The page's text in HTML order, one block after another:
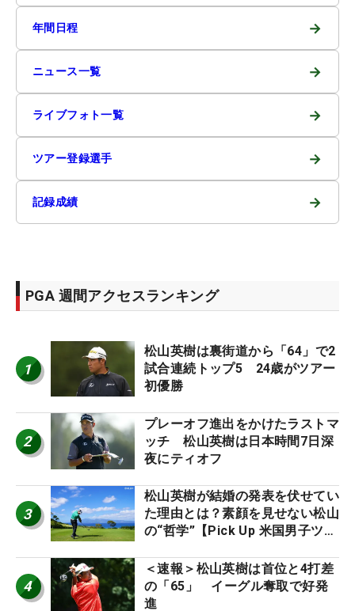
年間日程 →
ニュース一覧 →
ライブフォト一覧 →
ツアー登録選手 →
記録成績 →
PGA 週間アクセスランキング
1
松山英樹は裏街道から「64」で2
試合連続トップ5 24歳がツアー
初優勝
2
プレーオフ進出をかけたラストマ
ッチ 松山英樹は日本時間7日深
夜にティオフ
3
松山英樹が結婚の発表を伏せてい
た理由とは？素顔を見せない松山
の“哲学”【Pick Up 米国男子ツア
4
＜速報＞松山英樹は首位と4打差
の「65」 イーグル奪取で好発
進